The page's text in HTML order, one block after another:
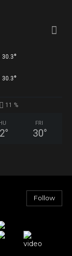
30.3°
30.3°
11 %
°
FRI
30°
Follow